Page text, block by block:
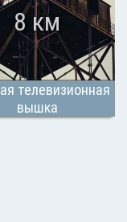
телевизионная
вышка
8 км